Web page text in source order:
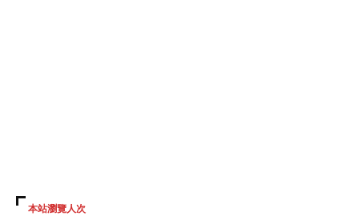
本站瀏覽人次